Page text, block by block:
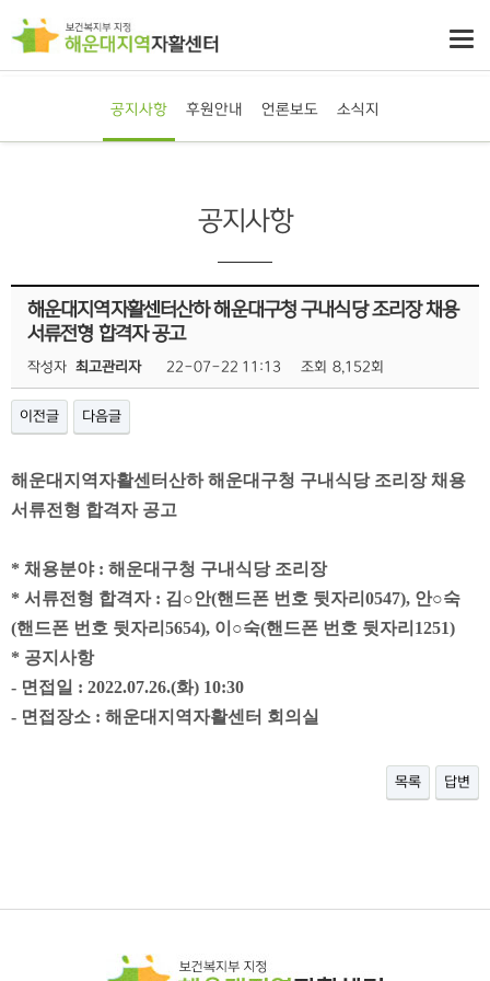
공지사항 후원안내 언론보도 소식지
공지사항
해운대지역자활센터산하 해운대구청 구내식당 조리장 채용
서류전형 합격자 공고
작성자 최고관리자 22-07-22 11:13 조회 8,152회
이전글 다음글
해운대지역자활센터산하 해운대구청 구내식당 조리장 채용
서류전형 합격자 공고
* 채용분야 : 해운대구청 구내식당 조리장
* 서류전형 합격자 : 김 ○안(핸드폰 번호 뒷자리0547), 안○숙
(핸드폰 번호 뒷자리5654), 이 ○숙(핸드폰 번호 뒷자리1251)
* 공지사항
- 면접일 : 2022.07.26.(화) 10:30
- 면접장소 : 해운대지역자활센터 회의실
목록 답변